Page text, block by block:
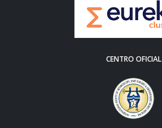
CENTRO OFICIAL